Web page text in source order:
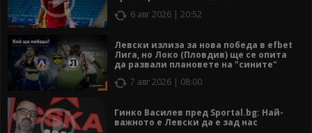
6 авг 2026 | 20:52
Левски излиза за нова победа в efbet
Лига, но Локо (Пловдив) ще се опита
да развали плановете на "сините"
7 авг 2026 | 08:00
Гинко Василев пред Sportal.bg: Най-
важното е Левски да е зад нас